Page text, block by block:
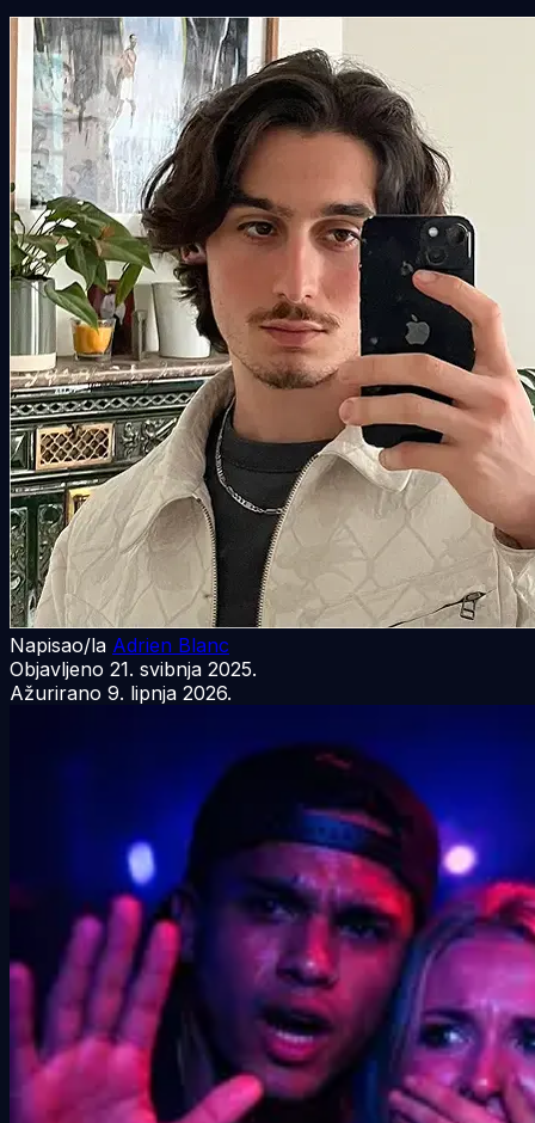
Napisao/la Adrien Blanc
Objavljeno 21. svibnja 2025.
Ažurirano 9. lipnja 2026.